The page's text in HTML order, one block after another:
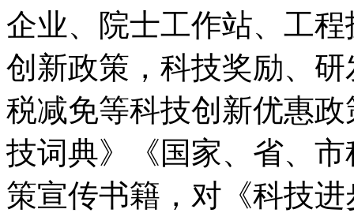
企业、院士工作站、工
创新政策，科技奖励、
税减免等科技创新优惠政
技词典》《国家、省、
策宣传书籍，对《科技